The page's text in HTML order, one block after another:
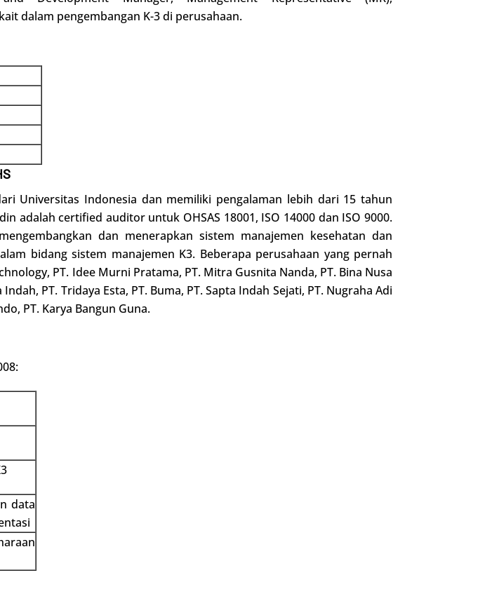
dalam pengembangan K-3 di perusahaan.
Universitas Indonesia dan memiliki pengalaman lebih dari 15 tahun
adalah certified auditor untuk OHSAS 18001, ISO 14000 dan ISO 9000.
dan menerapkan sistem manajemen kesehatan dan
bidang sistem manajemen K3. Beberapa perusahaan yang pernah
PT. Idee Murni Pratama, PT. Mitra Gusnita Nanda, PT. Bina Nusa
PT. Tridaya Esta, PT. Buma, PT. Sapta Indah Sejati, PT. Nugraha Adi
PT. Karya Bangun Guna.
data